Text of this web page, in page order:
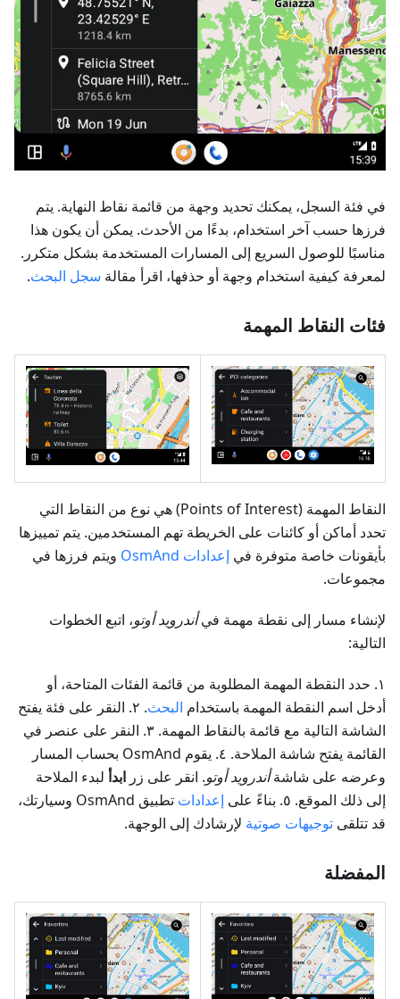
في فئة السجل، يمكنك تحديد وجهة من قائمة نقاط النهاية. يتم
فرزها حسب آخر استخدام، بدءًا من الأحدث. يمكن أن يكون هذا
مناسبًا للوصول السريع إلى المسارات المستخدمة بشكل متكرر.
لمعرفة كيفية استخدام وجهة أو حذفها، اقرأ مقالة سجل البحث.
فئات النقاط المهمة
النقاط المهمة (Points of Interest) هي نوع من النقاط التي
تحدد أماكن أو كائنات على الخريطة تهم المستخدمين. يتم تمييزها
بأيقونات خاصة متوفرة في إعدادات OsmAnd
ويتم فرزها في
مجموعات.
لإنشاء مسار إلى نقطة مهمة فيأندرويد أوتو، اتبع الخطوات
التالية:
١. حدد النقطة المهمة المطلوبة من قائمة الفئات المتاحة، أو
أدخل اسم النقطة المهمة باستخدام البحث
. ٢. النقر على فئة يفتح
الشاشة التالية مع قائمة بالنقاط المهمة. ٣. النقر على عنصر في
القائمة يفتح شاشة الملاحة. ٤. يقوم OsmAnd بحساب المسار
وعرضه على شاشةأندرويد أوتو. انقر على زر ابدأ لبدء الملاحة
إلى ذلك الموقع. ٥. بناءً على
إعدادات
تطبيق OsmAnd وسيارتك،
قد تتلقى توجيهات صوتية لإرشادك إلى الوجهة.
المفضلة